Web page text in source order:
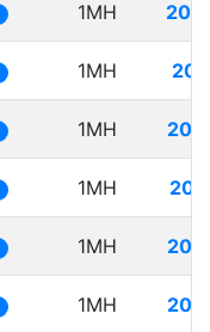
1MH
1MH
1MH
1MH
1MH
1MH